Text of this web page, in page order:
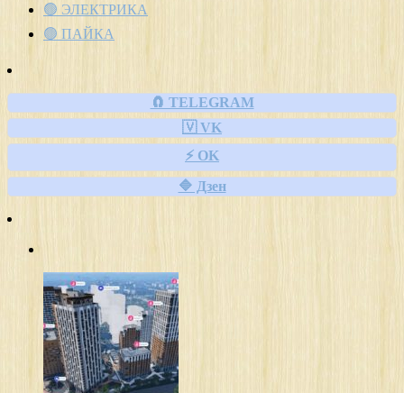
🟢 ЭЛЕКТРИКА
🟢 ПАЙКА
🧲 TELEGRAM
🇻 VK
⚡ OK
🔷 Дзен